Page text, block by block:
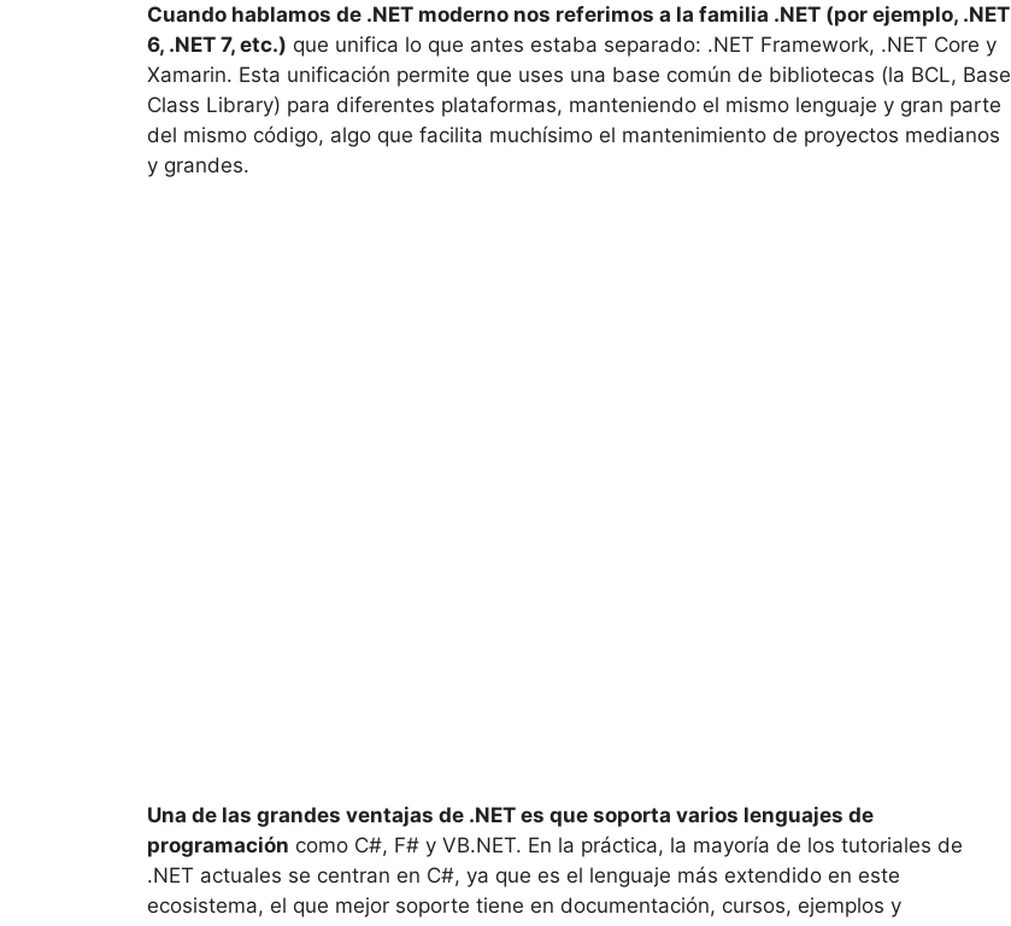
Cuando hablamos de .NET moderno nos referimos a la familia .NET (por ejemplo, .NET
6, .NET 7, etc.) que unifica lo que antes estaba separado: .NET Framework, .NET Core y
Xamarin. Esta unificación permite que uses una base común de bibliotecas (la BCL, Base
Class Library) para diferentes plataformas, manteniendo el mismo lenguaje y gran parte
del mismo código, algo que facilita muchísimo el mantenimiento de proyectos medianos
y grandes.
Una de las grandes ventajas de .NET es que soporta varios lenguajes de
programación como C#, F# y VB.NET. En la práctica, la mayoría de los tutoriales de
.NET actuales se centran en C#, ya que es el lenguaje más extendido en este
ecosistema, el que mejor soporte tiene en documentación, cursos, ejemplos y